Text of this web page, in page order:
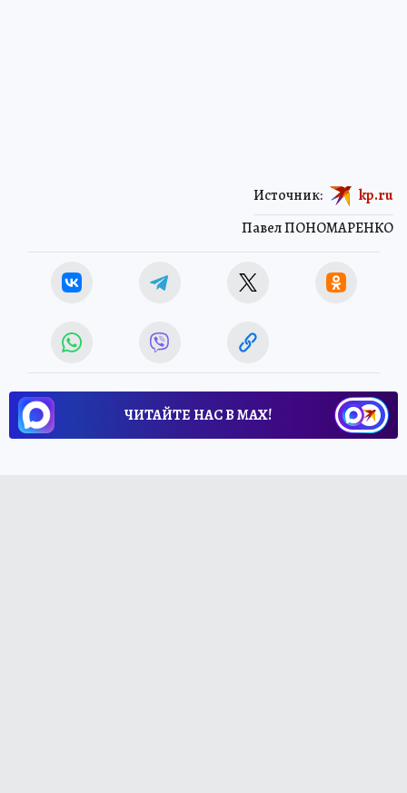
Павел ПОНОМАРЕНКО
Источник: kp.ru
ЧИТАЙТЕ НАС В МАХ!